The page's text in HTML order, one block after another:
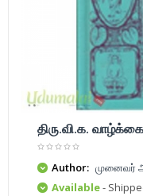
திரு.வி.க.
Author: முனைவர்
Available-